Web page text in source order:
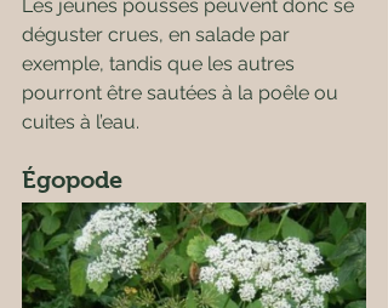
Les jeunes pousses peuvent donc se
déguster crues, en salade par
exemple, tandis que les autres
pourront être sautées à la poêle ou
cuites à l’eau.
Égopode